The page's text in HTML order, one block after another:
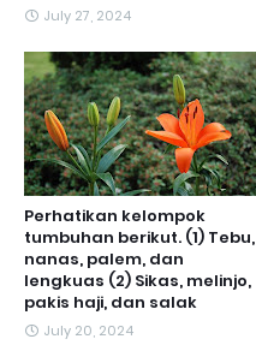
July 27, 2024
Perhatikan kelompok
tumbuhan berikut. (1) Tebu,
nanas, palem, dan
lengkuas (2) Sikas, melinjo,
pakis haji, dan salak
July 20, 2024